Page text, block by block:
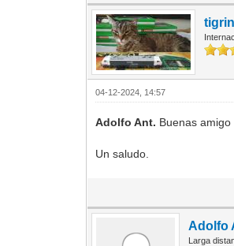
tigrin
04-12-2024, 14:57
Adolfo Ant. Buenas
Un saludo.
Adolfo
Larga